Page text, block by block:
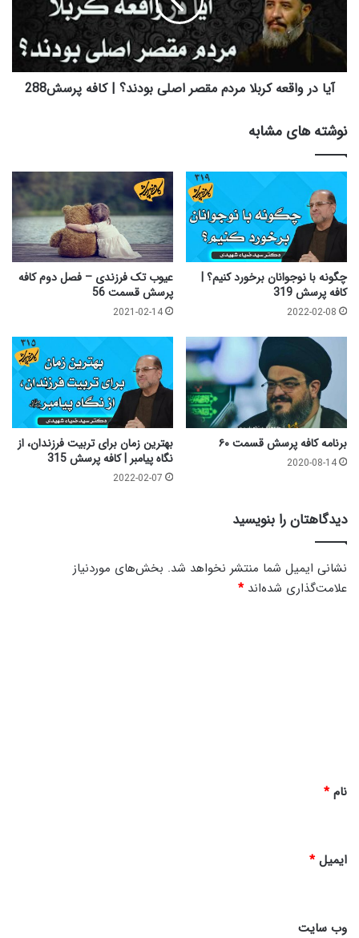
اصلی
بودند؟
|
کافهآیا در واقعه کربلا مردم مقصر اصلی بودند؟ | کافه پرسش288
نوشته های مشابه
چگونه با نوجوانان برخورد کنیم؟ |
کافه پرسش 319
2022-02-08
عیوب تک فرزندی – فصل دوم کافه
پرسش قسمت 56
2021-02-14
برنامه کافه پرسش قسمت ۶۰
2020-08-14
بهترین زمان برای تربیت فرزندان، از
نگاه پیامبر | کافه پرسش 315
2022-02-07
دیدگاهتان را بنویسید
نشانی ایمیل شما منتشر نخواهد شد. بخش‌های موردنیاز
علامت‌گذاری شده‌اند*
نام*
ایمیل*
وب‌ سایت